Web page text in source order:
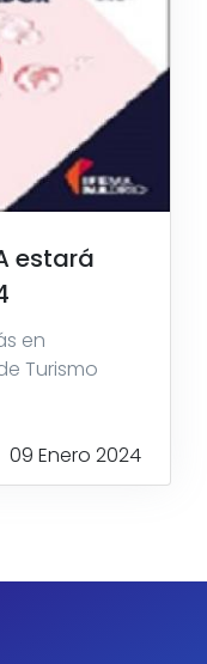
estará
en
Turismo
09 Enero 2024